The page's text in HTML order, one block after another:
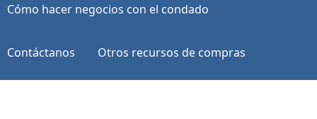
Cómo hacer negocios con el condado
Contáctanos Otros recursos de compras